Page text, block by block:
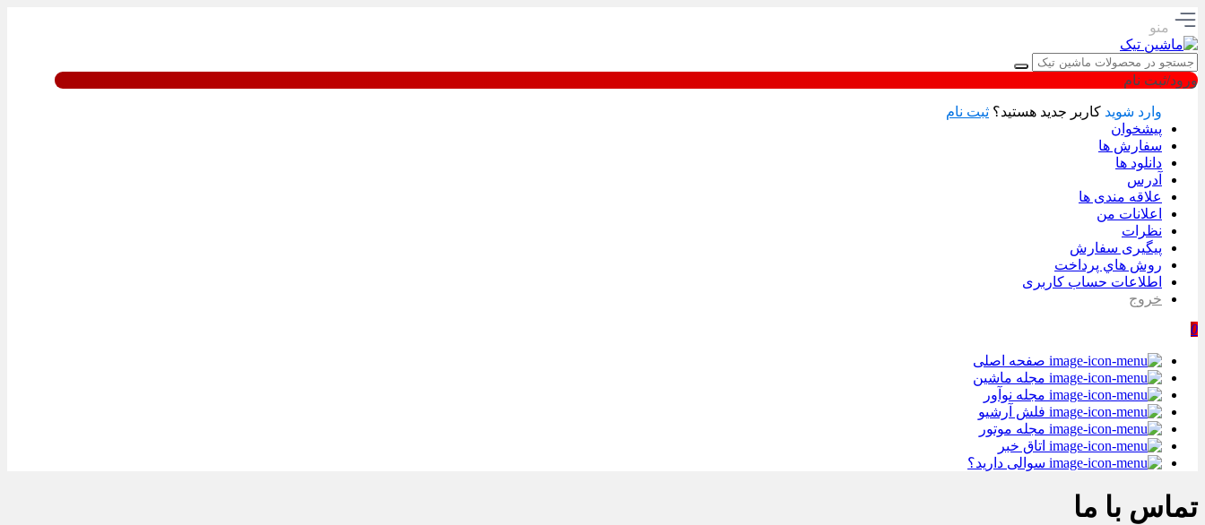
منو
ورود/ثبت نام
وارد شوید کاربر جدید هستید؟ ثبت نام
پیشخوان
سفارش ها
دانلود ها
آدرس
علاقه مندی ها
اعلانات من
نظرات
پیگیری سفارش
روش هاي پرداخت
اطلاعات حساب كاربری
خروج
0
صفحه اصلی
مجله ماشین
مجله نوآور
فلش آرشیو
مجله موتور
اتاق خبر
سوالی دارید؟
تماس با ما